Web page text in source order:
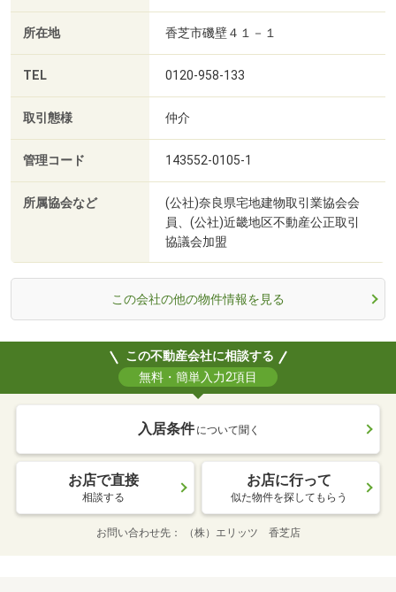
所在地 香芝市磯壁４１－１
TEL 0120-958-133
取引態様 仲介
管理コード 143552-0105-1
所属協会など
(公社)奈良県宅地建物取引業協会会
員、(公社)近畿地区不動産公正取引
協議会加盟
この会社の他の物件情報を見る
この不動産会社に相談する
無料・簡単入力2項目
入居条件 について聞く
お店で直接
相談する
お店に行って
似た物件を探してもらう
お問い合わせ先 （株）エリッツ 香芝店